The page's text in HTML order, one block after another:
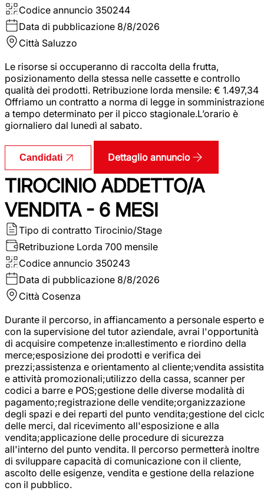
Codice annuncio 350244
Data di pubblicazione 8/8/2026
Città Saluzzo
Le risorse si occuperanno di raccolta della frutta,
posizionamento della stessa nelle cassette e controllo
qualità dei prodotti. Retribuzione lorda mensile: € 1.497,34
Offriamo un contratto a norma di legge in
a tempo determinato per il picco stagionale.L’orario è
giornaliero dal lunedì al sabato.
Candidati Dettaglio annuncio
TIROCINIO ADDETTO/A
VENDITA - 6 MESI
Tipo di contratto Tirocinio/Stage
Retribuzione Lorda 700 mensile
Codice annuncio 350243
Data di pubblicazione 8/8/2026
Città Cosenza
Durante il percorso, in affiancamento a personale esperto e
con la supervisione del tutor aziendale, avrai l'opportunità
di acquisire competenze in:allestimento e riordino della
merce;esposizione dei prodotti e verifica dei
prezzi;assistenza e orientamento al cliente;vendita assistita
e attività promozionali;utilizzo della cassa, scanner per
codici a barre e POS;gestione delle diverse modalità di
pagamento;registrazione delle vendite;organizzazione
degli spazi e dei reparti del punto vendita;gestione del
delle merci, dal ricevimento all'esposizione e alla
vendita;applicazione delle procedure di sicurezza
all'interno del punto vendita. Il percorso permetterà inoltre
di sviluppare capacità di comunicazione con il cliente,
ascolto delle esigenze, vendita e gestione della relazione
con il pubblico.